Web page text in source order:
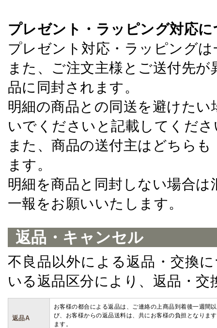
プレゼント・ラッピング対応
プレゼント対応・ラッピング
また、ご注文主様とご送付先
品に同封されます。
明細の商品との同送を避けた
いでくださいと記載してくださ
また、商品の送付主はどちら
ます。
明細を商品と同封しない場合
一報をお願いいたします。
返品・キャンセル
不良品以外による返品・交換
いる返品区分により、返品・
返品A
お客様の都合による返品は、ご連絡の上商品到着後一週間
び、お客様からの返品送料は、共にお客様の負担となりま
ます。